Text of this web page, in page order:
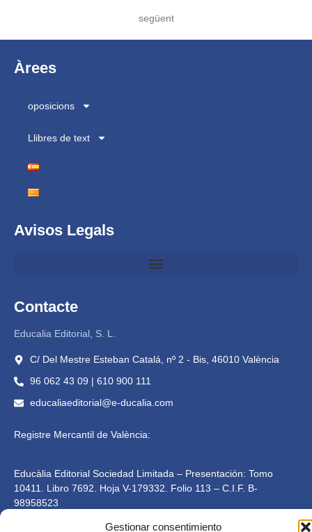
Gestionar consentimiento
següent
Àrees
oposicions
Llibres de text
Avisos Legals
Contacte
Educalia Editorial, S. L.
C/ Del Mestre Esteban Catalá, nº 2 - Bis, 46010 València
96 062 43 09 | 610 900 111
educaliaeditorial@e-ducalia.com
Registre Mercantil de València:
Educàlia Editorial Sociedad Limitada – Presentación: Tomo
10411. Libro 7692. Hoja V-179332. Folio 113 – C.I.F. B-
98958523